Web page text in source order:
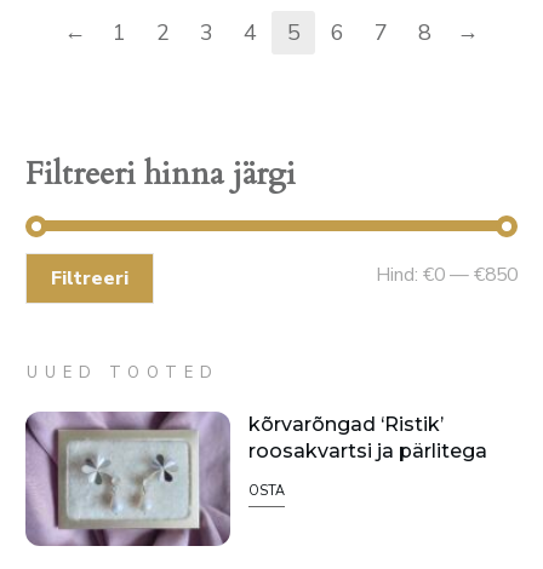
← 1 2 3 4 5 6 7 8 →
Filtreeri hinna järgi
Filtreeri Hind: €0—€850
UUED TOOTED
kõrvarõngad ‘Ristik’
roosakvartsi ja pärlitega
OSTA